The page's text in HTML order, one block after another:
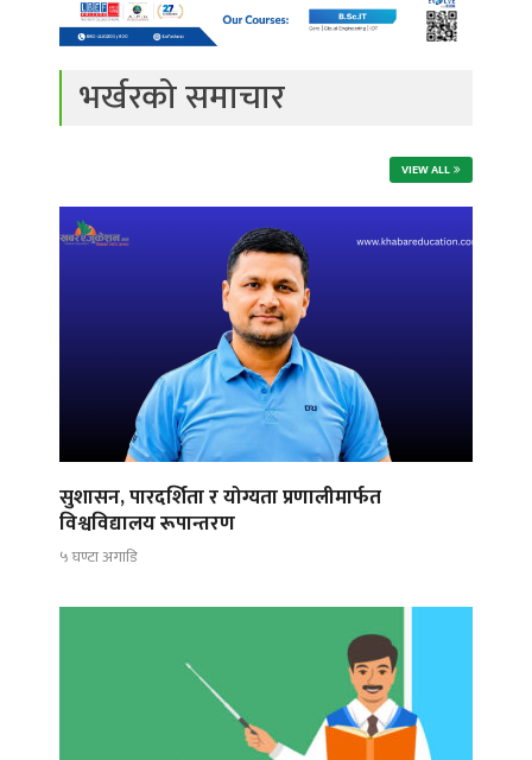
भर्खरको समाचार
VIEW ALL
सुशासन, पारदर्शिता र योग्यता प्रणालीमार्फत
विश्वविद्यालय रूपान्तरण
५ घण्टा अगाडि